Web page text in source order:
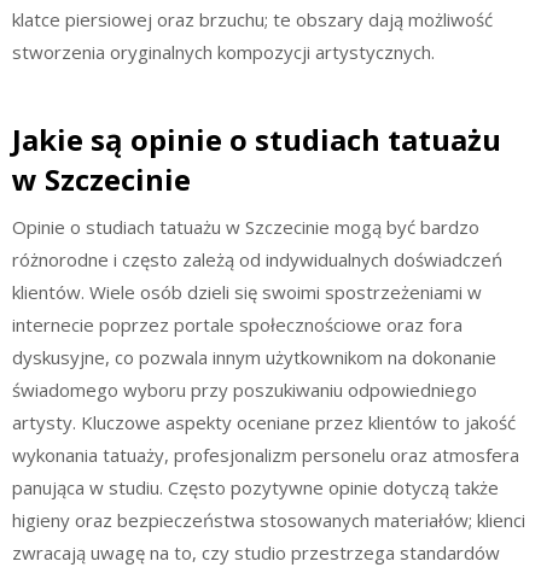
klatce piersiowej oraz brzuchu; te obszary dają możliwość
stworzenia oryginalnych kompozycji artystycznych.
Jakie są opinie o studiach tatuażu
w Szczecinie
Opinie o studiach tatuażu w Szczecinie mogą być bardzo
różnorodne i często zależą od indywidualnych doświadczeń
klientów. Wiele osób dzieli się swoimi spostrzeżeniami w
internecie poprzez portale społecznościowe oraz fora
dyskusyjne, co pozwala innym użytkownikom na dokonanie
świadomego wyboru przy poszukiwaniu odpowiedniego
artysty. Kluczowe aspekty oceniane przez klientów to jakość
wykonania tatuaży, profesjonalizm personelu oraz atmosfera
panująca w studiu. Często pozytywne opinie dotyczą także
higieny oraz bezpieczeństwa stosowanych materiałów; klienci
zwracają uwagę na to, czy studio przestrzega standardów